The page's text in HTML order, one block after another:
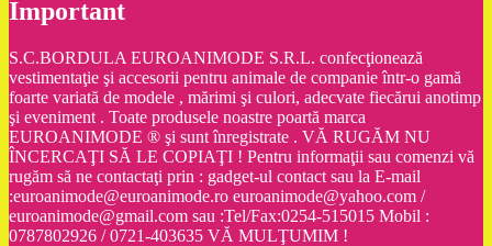
Important
S.C.BORDULA EUROANIMODE S.R.L. confecţionează
vestimentaţie şi accesorii pentru animale de companie într-o gamă
foarte variată de modele , mărimi şi culori, adecvate fiecărui anotimp
şi eveniment . Toate produsele noastre poartă marca
EUROANIMODE ® şi sunt înregistrate . VĂ RUGĂM NU
ÎNCERCAŢI SĂ LE COPIAŢI ! Pentru informaţii sau comenzi vă
rugăm să ne contactaţi prin : gadget-ul contact sau la E-mail
:euroanimode@euroanimode.ro euroanimode@yahoo.com /
euroanimode@gmail.com sau :Tel/Fax:0254-515015 Mobil :
0787802926 / 0721-403635 VĂ MULŢUMIM !